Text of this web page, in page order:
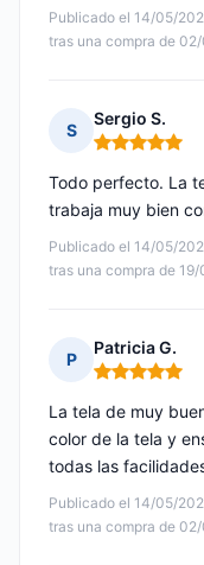
Publicado el 14/05/
tras una compra de
S
Sergio S.
Nota: 5 de 5
Publicado el 14/05/
tras una compra de
Todo perfecto. La
trabaja muy bien
P
Patricia G.
Nota: 5 de 5
Publicado el 14/05/
tras una compra de
La tela de muy
color de la tela y
todas las